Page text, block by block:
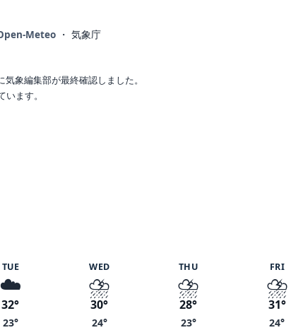
Meteo ・ 気象庁
象編集部が最終確認しました。
ます。
TUE
☁️
32°
23°
WED
⛈️
30°
24°
THU
⛈️
28°
23°
FRI
⛈️
31°
24°